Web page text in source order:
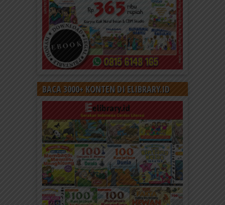
BACA 3000+ KONTEN DI ELIBRARY.ID